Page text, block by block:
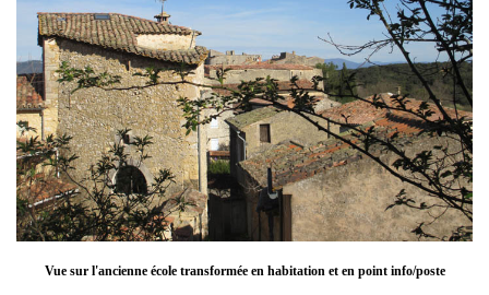
Vue sur l'ancienne école transformée en habitation et en point info/poste